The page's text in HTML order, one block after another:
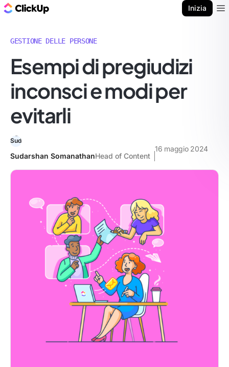
Inizia
GESTIONE DELLE PERSONE
Esempi di pregiudizi
inconsci e modi per
evitarli
Sudarshan SomanathanHead of Content
16 maggio 2024